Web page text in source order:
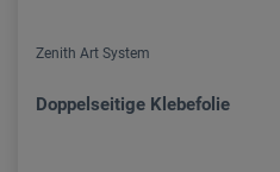
Zenith Art System
Doppelseitige Klebefolie